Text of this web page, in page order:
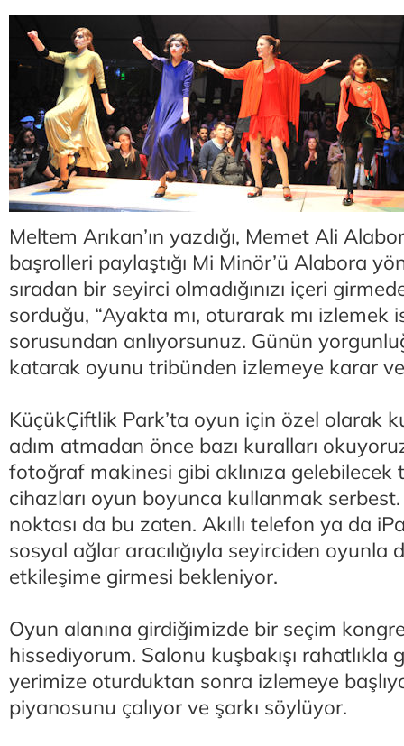
Meltem Arıkan’ın yazdığı, Memet Ali
başrolleri paylaştığı Mi Minör’ü Alabora
sıradan bir seyirci olmadığınızı içeri
sorduğu, “Ayakta mı, oturarak mı izlemek
sorusundan anlıyorsunuz. Günün
katarak oyunu tribünden izlemeye karar
KüçükÇiftlik Park’ta oyun için özel olarak
adım atmadan önce bazı kuralları
fotoğraf makinesi gibi aklınıza
cihazları oyun boyunca kullanmak serbest.
noktası da bu zaten. Akıllı telefon ya da
sosyal ağlar aracılığıyla seyirciden
etkileşime girmesi bekleniyor.
Oyun alanına girdiğimizde bir seçim
hissediyorum. Salonu kuşbakışı rahatlıkla
yerimize oturduktan sonra izlemeye
piyanosunu çalıyor ve şarkı söylüyor.